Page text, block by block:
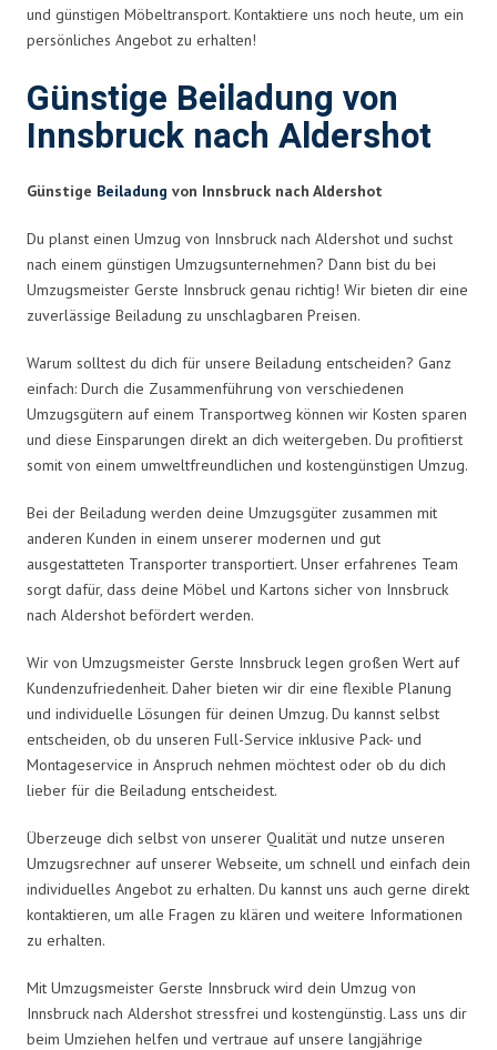
und günstigen Möbeltransport. Kontaktiere uns noch heute, um ein
persönliches Angebot zu erhalten!
Günstige Beiladung von
Innsbruck nach Aldershot
Günstige Beiladung von Innsbruck nach Aldershot
Du planst einen Umzug von Innsbruck nach Aldershot und suchst
nach einem günstigen Umzugsunternehmen? Dann bist du bei
Umzugsmeister Gerste Innsbruck genau richtig! Wir bieten dir eine
zuverlässige Beiladung zu unschlagbaren Preisen.
Warum solltest du dich für unsere Beiladung entscheiden? Ganz
einfach: Durch die Zusammenführung von verschiedenen
Umzugsgütern auf einem Transportweg können wir Kosten sparen
und diese Einsparungen direkt an dich weitergeben. Du profitierst
somit von einem umweltfreundlichen und kostengünstigen Umzug.
Bei der Beiladung werden deine Umzugsgüter zusammen mit
anderen Kunden in einem unserer modernen und gut
ausgestatteten Transporter transportiert. Unser erfahrenes Team
sorgt dafür, dass deine Möbel und Kartons sicher von Innsbruck
nach Aldershot befördert werden.
Wir von Umzugsmeister Gerste Innsbruck legen großen Wert auf
Kundenzufriedenheit. Daher bieten wir dir eine flexible Planung
und individuelle Lösungen für deinen Umzug. Du kannst selbst
entscheiden, ob du unseren Full-Service inklusive Pack- und
Montageservice in Anspruch nehmen möchtest oder ob du dich
lieber für die Beiladung entscheidest.
Überzeuge dich selbst von unserer Qualität und nutze unseren
Umzugsrechner auf unserer Webseite, um schnell und einfach dein
individuelles Angebot zu erhalten. Du kannst uns auch gerne direkt
kontaktieren, um alle Fragen zu klären und weitere Informationen
zu erhalten.
Mit Umzugsmeister Gerste Innsbruck wird dein Umzug von
Innsbruck nach Aldershot stressfrei und kostengünstig. Lass uns dir
beim Umziehen helfen und vertraue auf unsere langjährige